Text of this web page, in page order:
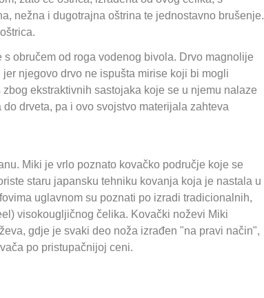
nežna i dugotrajna oštrina te jednostavno brušenje.
obručem od roga vodenog bivola. Drvo magnolije
njegovo drvo ne ispušta mirise koji bi mogli
ekstraktivnih sastojaka koje se u njemu nalaze
drveta, pa i ovo svojstvo materijala zahteva
Miki je vrlo poznato kovačko područje koje se
staru japansku tehniku kovanja koja je nastala u
uglavnom su poznati po izradi tradicionalnih,
visokougljičnog čelika. Kovački noževi Miki
gdje je svaki deo noža izrađen "na pravi način",
po pristupačnijoj ceni.